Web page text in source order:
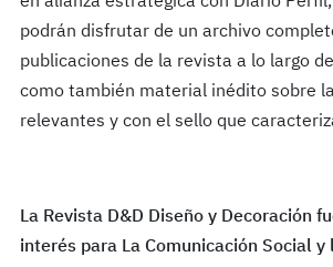
podrán disfrutar de un archivo
publicaciones de la revista a lo largo
como también material inédito sobre
relevantes y con el sello que
La Revista D&D Diseño y Decoración
interés para La Comunicación Social